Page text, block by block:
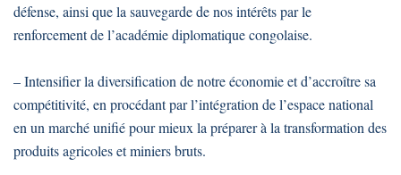
défense, ainsi que la sauvegarde de nos intérêts par le
renforcement de l’académie diplomatique congolaise.
– Intensifier la diversification de notre économie et d’accroître sa
compétitivité, en procédant par l’intégration de l’espace national
en un marché unifié pour mieux la préparer à la transformation des
produits agricoles et miniers bruts.